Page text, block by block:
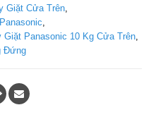
Giặt Cửa Trên
Giặt Panasonic 10 Kg Cửa Trên
Đứng